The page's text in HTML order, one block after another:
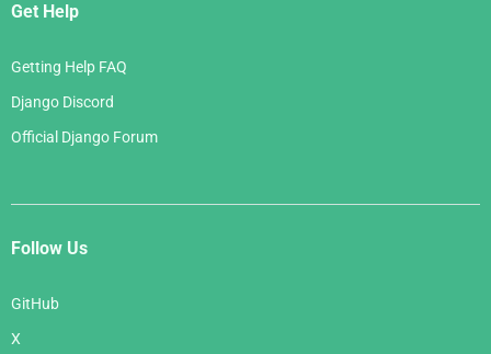
Get Help
Getting Help FAQ
Django Discord
Official Django Forum
Follow Us
GitHub
X